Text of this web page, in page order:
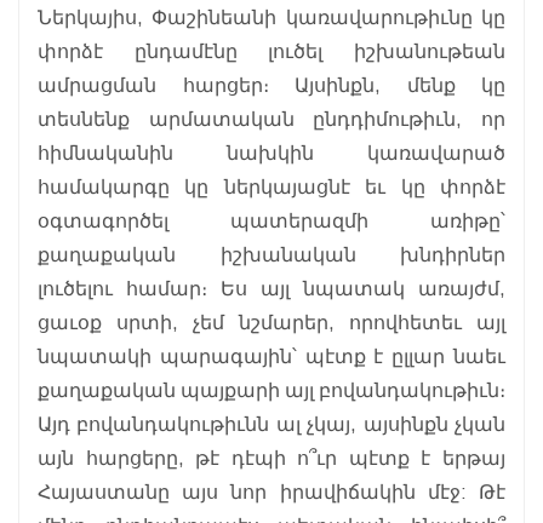
Ներկայիս, Փաշինեանի կառավարութիւնը կը
փորձէ ընդամէնը լուծել իշխանութեան
ամրացման հարցեր։ Այսինքն, մենք կը
տեսնենք արմատական ընդդիմութիւն, որ
հիմնականին նախկին կառավարած
համակարգը կը ներկայացնէ եւ կը փորձէ
օգտագործել պատերազմի առիթը՝
քաղաքական իշխանական խնդիրներ
լուծելու համար։ Ես այլ նպատակ առայժմ,
ցաւօք սրտի, չեմ նշմարեր, որովհետեւ այլ
նպատակի պարագային՝ պէտք է ըլլար նաեւ
քաղաքական պայքարի այլ բովանդակութիւն։
Այդ բովանդակութիւնն ալ չկայ, այսինքն չկան
այն հարցերը, թէ դէպի ո՞ւր պէտք է երթայ
Հայաստանը այս նոր իրավիճակին մէջ: Թէ